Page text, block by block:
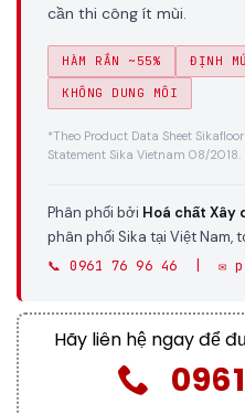
cần thi công ít mùi.
HÀM RẮN ~55% ĐỊNH
KHÔNG DUNG MÔI
*Theo Product Data Sheet
Statement Sika Vietnam 08/2018.
Phân phối bởi Hoá chất Xây
phân phối Sika tại Việt Nam,
📞 0961 76 96 46 | ✉️
Hãy liên hệ ngay để